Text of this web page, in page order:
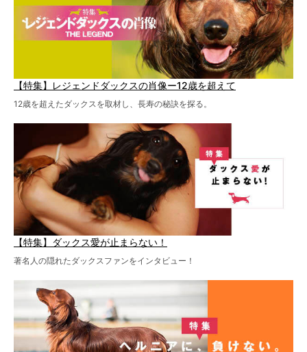
【特集】レジェンドダックスの肖像ー12歳を超えて
12歳を超えたダックスを取材し、長寿の秘訣を探る。
【特集】ダックス愛が止まらない！
著名人の隠れたダックスファンをインタビュー！